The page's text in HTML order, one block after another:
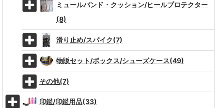
ミュールバンド・クッション/ヒールプロテクター
(8)
滑り止め/スパイク(7)
物販セット/ボックス/シューズケース(49)
その他(7)
印鑑/印鑑用品(33)